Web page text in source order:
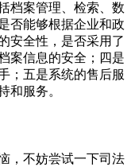
档案管理、检索、数
否能够根据企业和政
安全性，是否采用了
案信息的安全；四是
；五是系统的售后服
和服务。
，不妨尝试一下司法